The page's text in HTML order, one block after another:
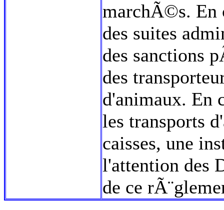
marchÃ©s. En
des suites
des sanctions
des
d'animaux. En
les transports
caisses, une
l'attention des
de ce